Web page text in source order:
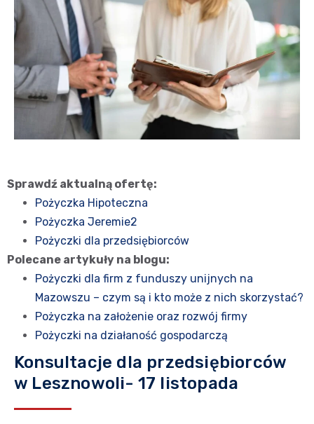
Sprawdź aktualną ofertę:
Pożyczka Hipoteczna
Pożyczka Jeremie2
Pożyczki dla przedsiębiorców
Polecane artykuły na blogu:
Pożyczki dla firm z funduszy unijnych na
Mazowszu – czym są i kto może z nich skorzystać?
Pożyczka na założenie oraz rozwój firmy
Pożyczki na działaność gospodarczą
Konsultacje dla przedsiębiorców
w Lesznowoli- 17 listopada